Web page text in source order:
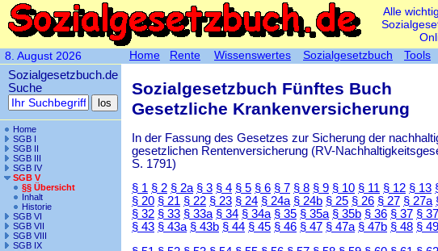
Alle
8. August 2026
Sozialgesetzbuch.de
Suche
Home
SGB I
SGB II
SGB III
SGB IV
SGB V
§§ Übersicht
Inhalt
Historie
SGB VI
SGB VII
SGB VIII
SGB IX
Sozialgesetzbuch Fünftes Buch
Gesetzliche Krankenversicherung
In der Fassung des Gesetzes zur Sicherung der
gesetzlichen Rentenversicherung (RV-
S. 1791)
§ 1 § 2 § 2a § 3 § 4 § 5 § 6 § 7 § 8 § 9 § 10 § 11 § 12 § 13
§ 20 § 21 § 22 § 23 § 24 § 24a § 24b § 25 § 26 § 27 § 27a
§ 32 § 33 § 33a § 34 § 34a § 35 § 35a § 35b § 36 § 37 §
§ 43 § 43a § 43b § 44 § 45 § 46 § 47 § 47a § 47b § 48 § 49
Home Rente Wissenswertes Sozialgesetzbuch Tools